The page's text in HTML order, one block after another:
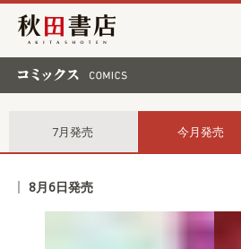
秋田書店
7月発売 今月発売
8月6日発売